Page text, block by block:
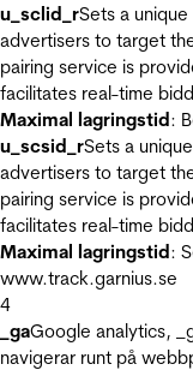
u_sclid_rSets a
advertisers to target
pairing service is
facilitates real-time
Maximal lagringstid:
u_scsid_rSets a
advertisers to target
pairing service is
facilitates real-time
Maximal lagringstid:
www.track.garnius.se
4
_gaGoogle analytics,
navigerar runt på